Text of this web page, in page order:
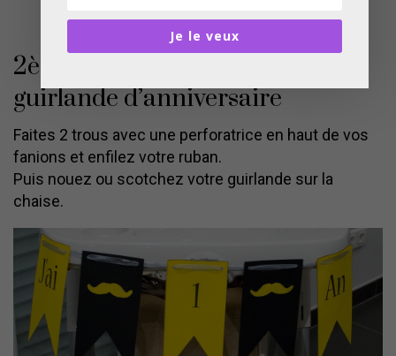
2ème étape : Confectionner la
guirlande d’anniversaire
Faites 2 trous avec une perforatrice en haut de vos
fanions et enfilez votre ruban.
Puis nouez ou scotchez votre guirlande sur la
chaise.
Je le veux